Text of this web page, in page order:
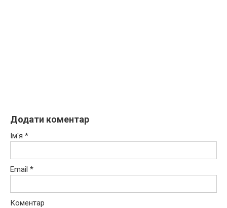
Додати коментар
Ім'я *
Email *
Коментар